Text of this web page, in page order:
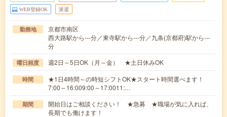
WEB登録OK 派遣
勤務地
京都市南区
西大路駅から---分／東寺駅から---分／九条(京都府)駅から---
分
曜日頻度 週2日～5日OK（月～金） ★土日休みOK
時間
★1日4時間～の時短シフトOK★スタート時間選べます！
7:00～16:009:00～17:0011:…
期間
開始日はご相談ください！ ★急募 ★職場が気に入れば、
長期でも働けます！